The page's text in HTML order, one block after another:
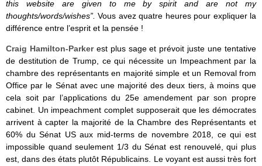
this website are given to me by spirit and are not my
thoughts/words/wishes”.Vous avez quatre heures pour expliquer la
différence entre l’esprit et la pensée !
Craig Hamilton-Parkerest plus sage et prévoit juste une tentative
de destitution de Trump, ce qui nécessite un Impeachment par la
chambre des représentants en majorité simple et un Removal from
Office par le Sénat avec une majorité des deux tiers, à moins que
cela soit par l’applications du 25e amendement par son propre
cabinet. Un impeachment complet supposerait que les démocrates
arrivent à capter la majorité de la Chambre des Représentants et
60% du Sénat US aux mid-terms de novembre 2018, ce qui est
impossible quand seulement 1/3 du Sénat est renouvelé, qui plus
est, dans des états plutôt Républicains. Le voyant est aussi très fort